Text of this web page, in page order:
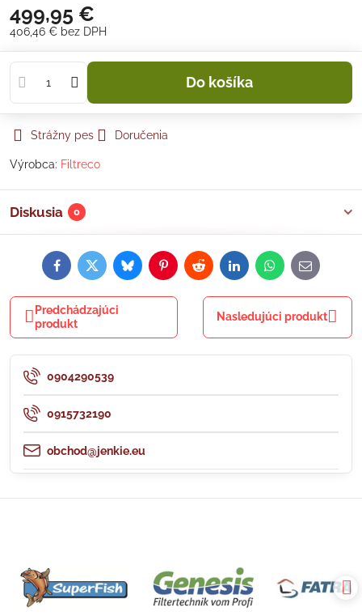
499,95 €
406,46 € bez DPH
Do košíka
Strážny pes Doručenia
Výrobca: Filtreco
Diskusia 0
FacebookTwitterBlueskyPinterestRedditLinkedInWhatsApp
E-
mail
Predchádzajúci
produkt
Nasledujúci produkt
0904290539
0915732190
obchod@jenkie.eu